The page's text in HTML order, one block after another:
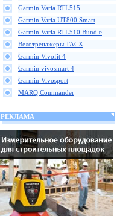
Garmin Varia RTL515
Garmin Varia UT800 Smart
Garmin Varia RTL510 Bundle
Велотренажеры TACX
Garmin Vivofit 4
Garmin vivosmart 4
Garmin Vivosport
MARQ Commander
РЕКЛАМА